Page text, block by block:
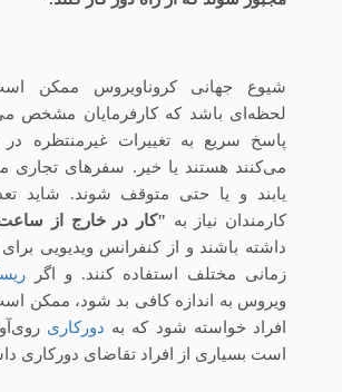
شیوع جهانی کروناویروس ممکن
لحظه‌ای باشد که کارفرمایان مشخص
پاسخ سریع به تغییرات غیرمنتظره
می‌کنند هستند یا خیر. سفرهای تجاری
یابند و یا حتی متوقف شوند. شاید
کارمندان نیاز به "کار در خارج از
داشته باشند و از کنفرانس ویدیویی
زمانی مختلف استفاده کنند. و اگر
ویروس به اندازه کافی بد شود، ممکن
افراد خواسته شود که به دورکاری
است بسیاری از افراد تقاضای دورکاری